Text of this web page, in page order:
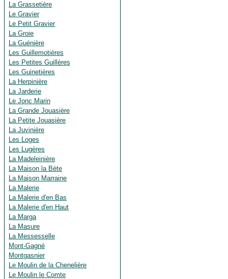
La Grassetière
Le Gravier
Le Petit Gravier
La Groie
La Guénière
Les Guillemotières
Les Petites Guillères
Les Guinetières
La Herpinière
La Jarderie
Le Jonc Marin
La Grande Jouasière
La Petite Jouasière
La Juvinière
Les Loges
Les Lugères
La Madeleinière
La Maison la Bète
La Maison Marraine
La Malerie
La Malerie d'en Bas
La Malerie d'en Haut
La Marga
La Masure
La Messesselle
Mont-Gagné
Montgasnier
Le Moulin de la Chenelière
Le Moulin le Comte